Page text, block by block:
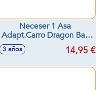
Neceser 1 Asa
Adapt.Carro Dragon Ball
"Combat" 26X15X12Cm
3 años 14,95 €